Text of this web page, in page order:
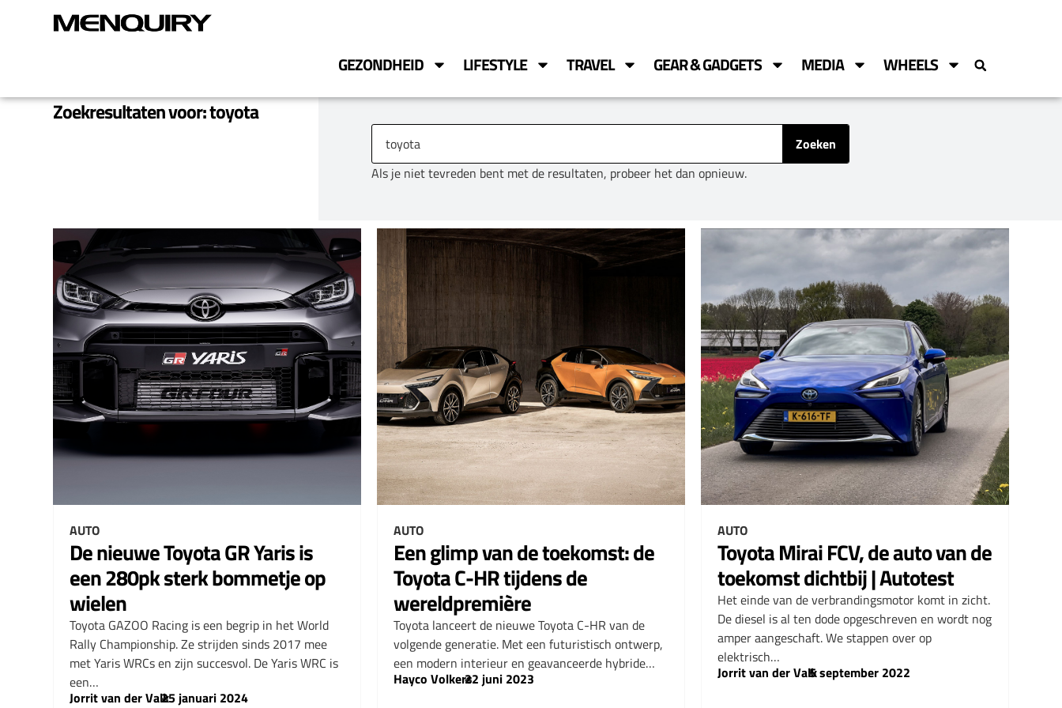
GEZONDHEID LIFESTYLE TRAVEL GEAR & GADGETS MEDIA WHEELS
Zoekresultaten voor: toyota
Zoeken
Als je niet tevreden bent met de resultaten, probeer het dan opnieuw.
AUTO
De nieuwe Toyota GR Yaris is
een 280pk sterk bommetje op
wielen
Toyota GAZOO Racing is een begrip in het World
Rally Championship. Ze strijden sinds 2017 mee
met Yaris WRCs en zijn succesvol. De Yaris WRC is
een…
Jorrit van der Valk
–
25 januari 2024
AUTO
Een glimp van de toekomst: de
Toyota C-HR tijdens de
wereldpremière
Toyota lanceert de nieuwe Toyota C-HR van de
volgende generatie. Met een futuristisch ontwerp,
een modern interieur en geavanceerde hybride…
Hayco Volkers
–
22 juni 2023
AUTO
Toyota Mirai FCV, de auto van de
toekomst dichtbij | Autotest
Het einde van de verbrandingsmotor komt in zicht.
De diesel is al ten dode opgeschreven en wordt nog
amper aangeschaft. We stappen over op
elektrisch…
Jorrit van der Valk
–
5 september 2022